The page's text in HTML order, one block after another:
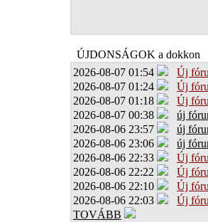
ÚJDONSÁGOK a dokkon
2026-08-07 01:54
Új
2026-08-07 01:24
Új
2026-08-07 01:18
Új
2026-08-07 00:38
új
2026-08-06 23:57
új
2026-08-06 23:06
új
2026-08-06 22:33
Új
2026-08-06 22:22
Új
2026-08-06 22:10
Új
2026-08-06 22:03
Új
TOVÁBB